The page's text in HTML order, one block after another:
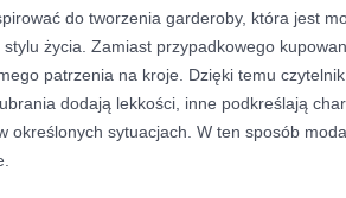
do tworzenia garderoby, która jest
życia. Zamiast przypadkowego
patrzenia na kroje. Dzięki temu
dodają lekkości, inne podkreślają
określonych sytuacjach. W ten sposób